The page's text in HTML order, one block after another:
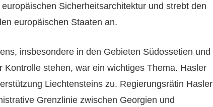
Sicherheitsarchitektur und strebt den
europäischen Staaten an.
insbesondere in den Gebieten Südossetien und
Kontrolle stehen, war ein wichtiges Thema. Hasler
Liechtensteins zu. Regierungsrätin Hasler
Grenzlinie zwischen Georgien und